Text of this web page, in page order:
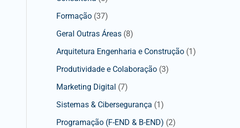
Formação (37)
Geral Outras Áreas (8)
Arquitetura Engenharia e Construção (1)
Produtividade e Colaboração (3)
Marketing Digital (7)
Sistemas & Cibersegurança (1)
Programação (F-END & B-END) (2)